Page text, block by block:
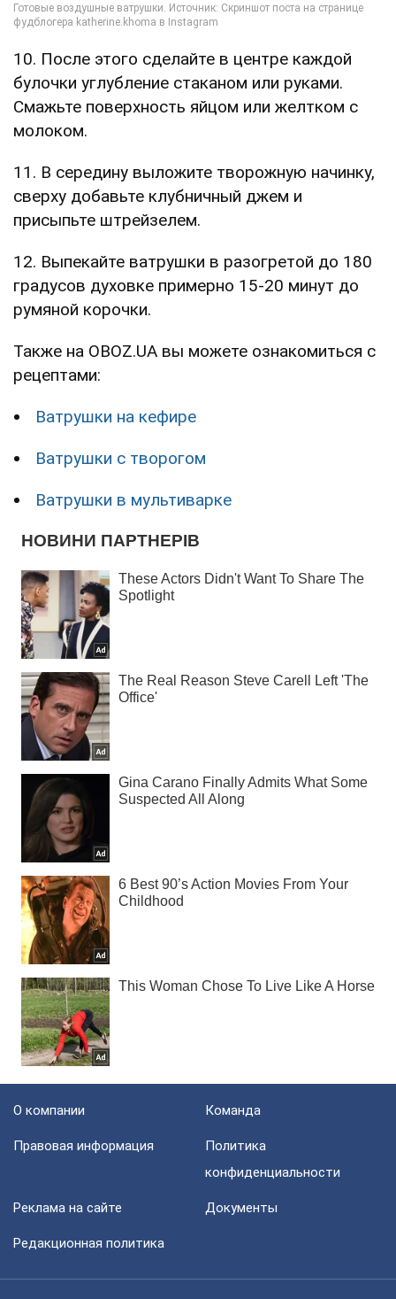
10. После этого сделайте в центре каждой
булочки углубление стаканом или руками.
Смажьте поверхность яйцом или желтком с
молоком.
11. В середину выложите творожную начинку,
сверху добавьте клубничный джем и
присыпьте штрейзелем.
12. Выпекайте ватрушки в разогретой до 180
градусов духовке примерно 15-20 минут до
румяной корочки.
Также на OBOZ.UA вы можете ознакомиться с
рецептами:
Ватрушки на кефире
Ватрушки с творогом
Ватрушки в мультиварке
О компании Команда
Правовая информация
Политика
конфиденциальности
Реклама на сайте Документы
Редакционная политика